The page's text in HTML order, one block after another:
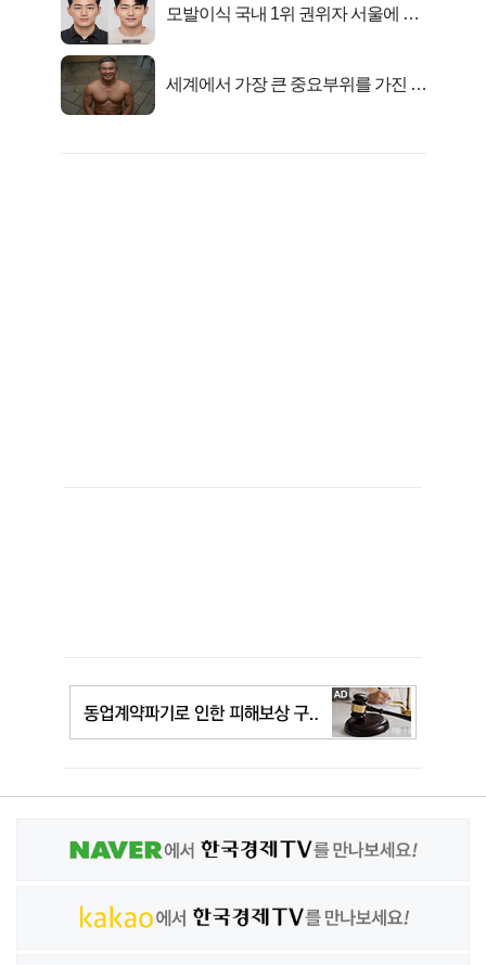
모발이식 국내 1위 권위자 서울에 있
세계에서 가장 큰 중요부위를 가진 남